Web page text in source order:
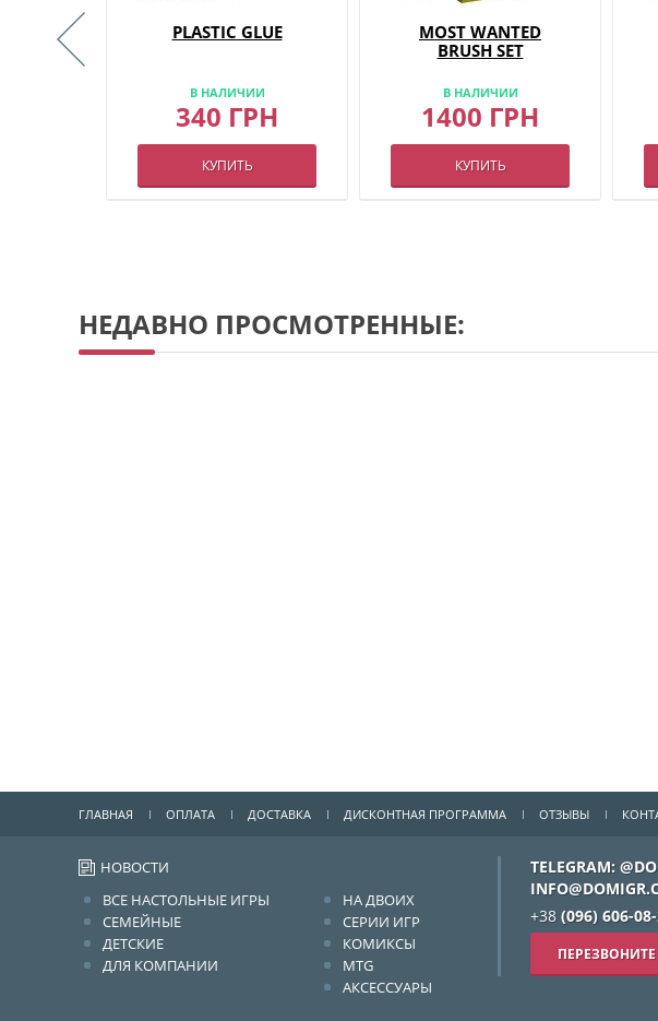
PLASTIC GLUE
В НАЛИЧИИ
340 ГРН
КУПИТЬ
MOST WANTED
BRUSH SET
В НАЛИЧИИ
1400 ГРН
КУПИТЬ
НЕДАВНО ПРОСМОТРЕННЫЕ:
ГЛАВНАЯ ОПЛАТА ДОСТАВКА ДИСКОНТНАЯ ПРОГРАММА ОТЗЫВЫ
НОВОСТИ
ВСЕ НАСТОЛЬНЫЕ ИГРЫ
СЕМЕЙНЫЕ
ДЕТСКИЕ
ДЛЯ КОМПАНИИ
НА ДВОИХ
СЕРИИ ИГР
КОМИКСЫ
MTG
АКСЕССУАРЫ
TELEGRAM:
+38 (096) 606-